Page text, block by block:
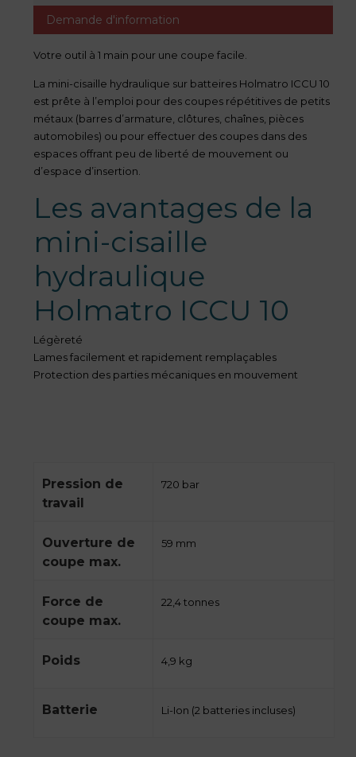
Demande d'information
Votre outil à 1 main pour une coupe facile.
La mini-cisaille hydraulique sur batteires Holmatro ICCU 10
est prête à l’emploi pour des coupes répétitives de petits
métaux (barres d’armature, clôtures, chaînes, pièces
automobiles) ou pour effectuer des coupes dans des
espaces offrant peu de liberté de mouvement ou
d’espace d’insertion.
Les avantages de la
mini-cisaille
hydraulique
Holmatro ICCU 10
Légèreté
Lames facilement et rapidement remplaçables
Protection des parties mécaniques en mouvement
Pression de
travail
720 bar
Ouverture de
coupe max.
59 mm
Force de
coupe max.
22,4 tonnes
Poids 4,9 kg
Batterie Li-Ion (2 batteries incluses)